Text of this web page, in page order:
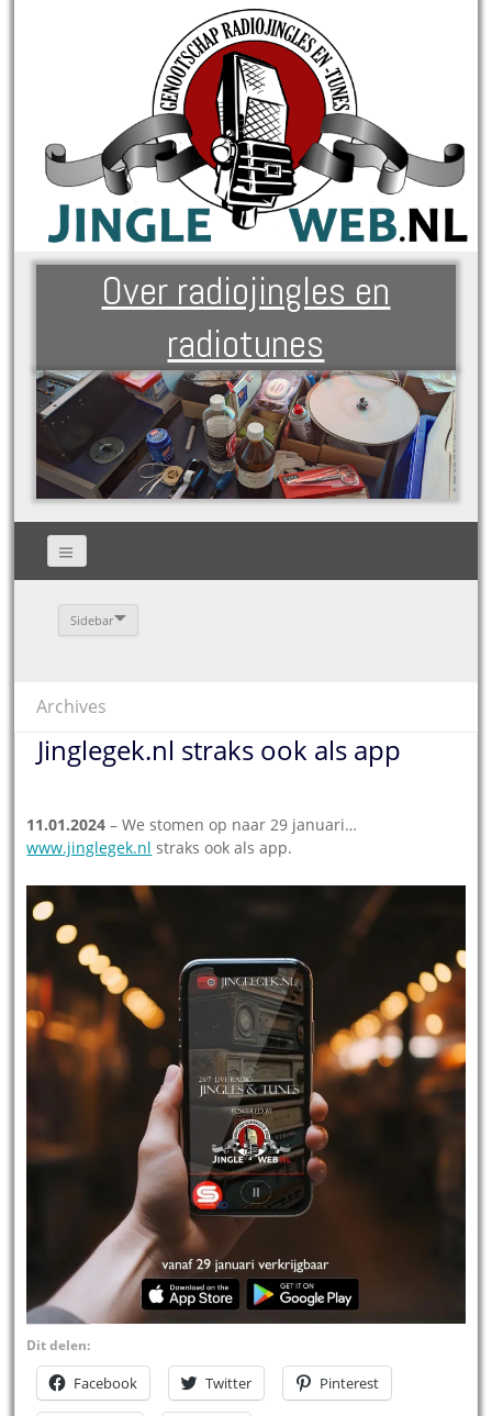
Over radiojingles en
radiotunes
Sidebar
Archives
Jinglegek.nl straks ook als app
11.01.2024 – We stomen op naar 29 januari…
www.jinglegek.nl straks ook als app.
Dit delen:
Facebook Twitter Pinterest